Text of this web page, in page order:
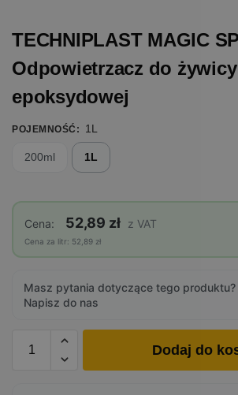
TECHNIPLAST MAGIC
Odpowietrzacz do żywicy
epoksydowej
POJEMNOŚĆ : 1L
200ml 1L
Cena: 52,89 zł z VAT
Cena za litr: 52,89 zł
Masz pytania dotyczące tego produktu?
Napisz do nas
Dodaj do